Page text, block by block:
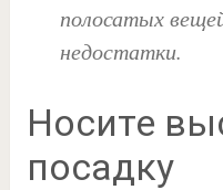
полосатых
недостатки.
Носите
посадку